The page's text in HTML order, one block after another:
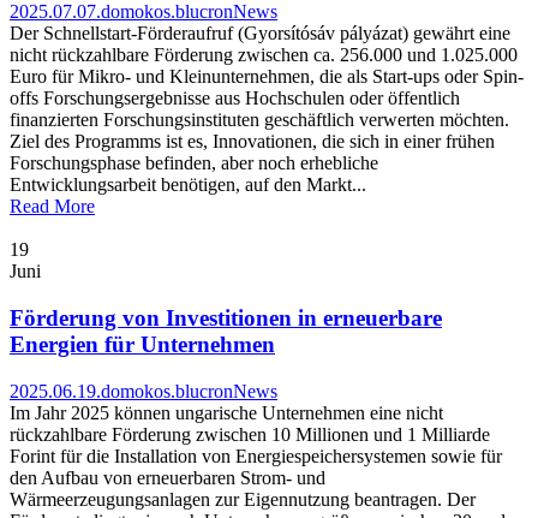
2025.07.07.domokos.blucronNews
Der Schnellstart-Förderaufruf (Gyorsítósáv pályázat) gewährt eine
nicht rückzahlbare Förderung zwischen ca. 256.000 und 1.025.000
Euro für Mikro- und Kleinunternehmen, die als Start-ups oder Spin-
offs Forschungsergebnisse aus Hochschulen oder öffentlich
finanzierten Forschungsinstituten geschäftlich verwerten möchten.
Ziel des Programms ist es, Innovationen, die sich in einer frühen
Forschungsphase befinden, aber noch erhebliche
Entwicklungsarbeit benötigen, auf den Markt...
Read More
19
Juni
Förderung von Investitionen in erneuerbare
Energien für Unternehmen
2025.06.19.domokos.blucronNews
Im Jahr 2025 können ungarische Unternehmen eine nicht
rückzahlbare Förderung zwischen 10 Millionen und 1 Milliarde
Forint für die Installation von Energiespeichersystemen sowie für
den Aufbau von erneuerbaren Strom- und
Wärmeerzeugungsanlagen zur Eigennutzung beantragen. Der